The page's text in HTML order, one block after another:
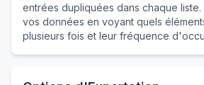
entrées dupliquées dans chaque
vos données en voyant quels
plusieurs fois et leur fréquence